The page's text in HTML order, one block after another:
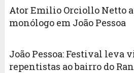
Ator Emilio Orciollo Netto
monólogo em João Pessoa
João Pessoa: Festival leva
repentistas ao bairro do